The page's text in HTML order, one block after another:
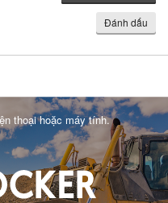
Đánh dấu
thoại hoặc máy tính.